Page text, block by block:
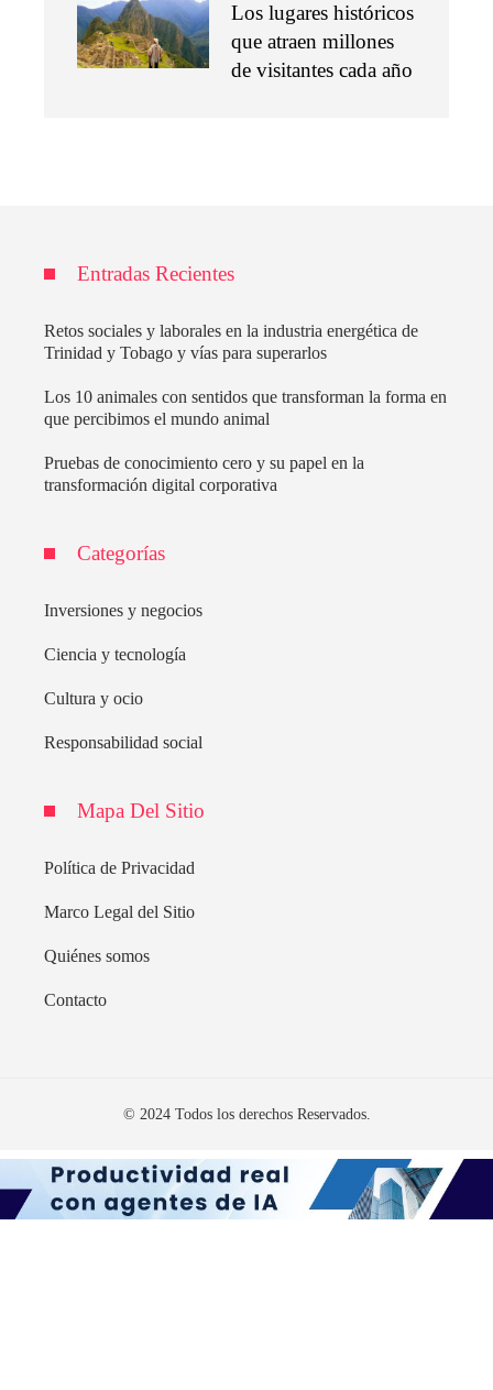
Los lugares históricos
que atraen millones
de visitantes cada año
Entradas Recientes
Retos sociales y laborales en la industria energética de
Trinidad y Tobago y vías para superarlos
Los 10 animales con sentidos que transforman la forma en
que percibimos el mundo animal
Pruebas de conocimiento cero y su papel en la
transformación digital corporativa
Categorías
Inversiones y negocios
Ciencia y tecnología
Cultura y ocio
Responsabilidad social
Mapa Del Sitio
Política de Privacidad
Marco Legal del Sitio
Quiénes somos
Contacto
© 2024 Todos los derechos Reservados.